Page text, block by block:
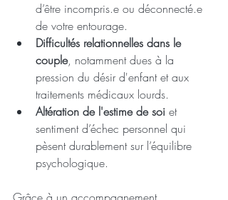
d’être incompris.e ou déconnecté.e
de votre entourage.
Difficultés relationnelles dans le
couple, notamment dues à la
pression du désir d'enfant et aux
traitements médicaux lourds.
Altération de l'estime de soi et
sentiment d’échec personnel qui
pèsent durablement sur l’équilibre
psychologique.